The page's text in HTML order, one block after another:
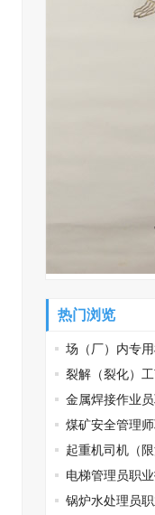
热门浏览
场（厂）内专
书裂解（裂化）
金属焊接作业
煤矿安全管理
起重机司机（
书电梯管理员职
锅炉水处理员